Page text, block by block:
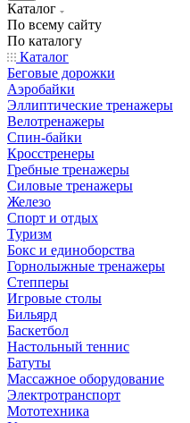
Каталог
По всему сайту
По каталогу
Каталог
Беговые дорожки
Аэробайки
Эллиптические тренажеры
Велотренажеры
Спин-байки
Кросстренеры
Гребные тренажеры
Силовые тренажеры
Железо
Спорт и отдых
Туризм
Бокс и единоборства
Горнолыжные тренажеры
Степперы
Игровые столы
Бильярд
Баскетбол
Настольный теннис
Батуты
Массажное оборудование
Электротранспорт
Мототехника